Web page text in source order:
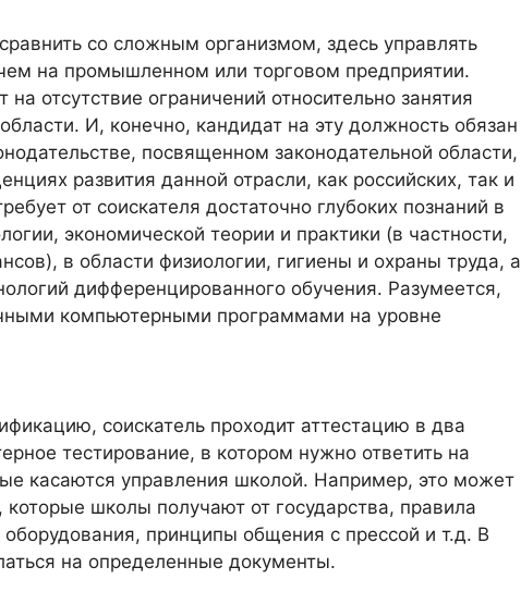
со сложным организмом, здесь управлять
на промышленном или торговом предприятии.
отсутствие ограничений относительно занятия
И, конечно, кандидат на эту должность обязан
посвященном законодательной области,
развития данной отрасли, как российских, так и
от соискателя достаточно глубоких познаний в
экономической теории и практики (в частности,
в области физиологии, гигиены и охраны труда, а
дифференцированного обучения. Разумеется,
компьютерными программами на уровне
соискатель проходит аттестацию в два
тестирование, в котором нужно ответить на
касаются управления школой. Например, это может
школы получают от государства, правила
оборудования, принципы общения с прессой и т.д. В
на определенные документы.